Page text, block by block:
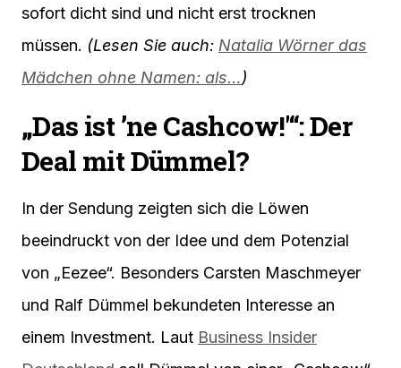
sofort dicht sind und nicht erst trocknen
müssen. (Lesen Sie auch: Natalia Wörner das
Mädchen ohne Namen: als…)
„Das ist ’ne Cashcow!'“: Der
Deal mit Dümmel?
In der Sendung zeigten sich die Löwen
beeindruckt von der Idee und dem Potenzial
von „Eezee“. Besonders Carsten Maschmeyer
und Ralf Dümmel bekundeten Interesse an
einem Investment. Laut Business Insider